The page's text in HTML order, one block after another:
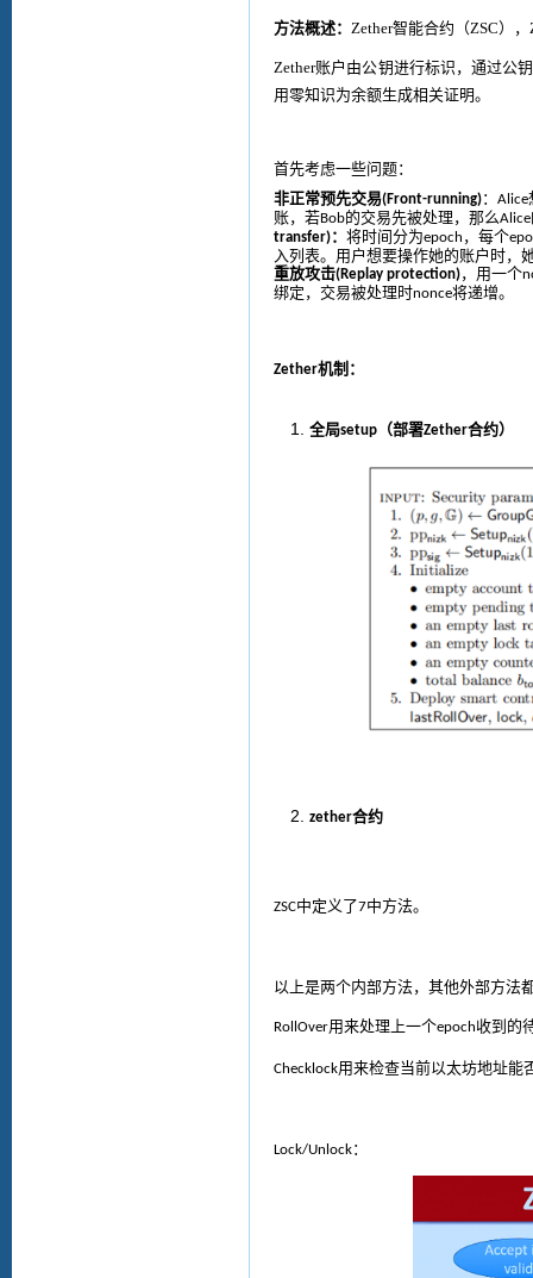
方法概述： Zether智能合约（ZSC），
Zether账户由公钥进行标识，通过公
用零知识为余额生成相关证明。
首先考虑一些问题：
非正常预先交易(Front-running)： Alice
账，若Bob的交易先被处理，那么Alice
transfer)： 将时间分为epoch ，每个
入列表。 用户想要操作她的账户时，
重放攻击(Replay protection)， 用一个
绑定，交易被处理时nonce将递增。
Zether机制：
全局setup （部署Zether合约）
zether合约
ZSC中定义了7中方法。
以上是两个内部方法，其他外部方法
RollOver用来处理上一个epoch收到的
Checklock用来检查当前以太坊地址能
Lock/Unlock：